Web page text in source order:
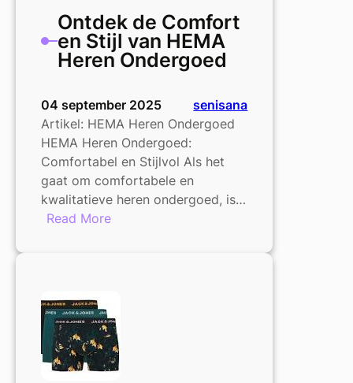
Ontdek de Comfort
en Stijl van HEMA
Heren Ondergoed
04 september 2025
senisana
Artikel: HEMA Heren Ondergoed
HEMA Heren Ondergoed:
Comfortabel en Stijlvol Als het
gaat om comfortabele en
kwalitatieve heren ondergoed, is…
Read More:
van
HEMA
Heren